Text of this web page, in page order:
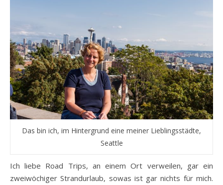
Das bin ich, im Hintergrund eine meiner Lieblingsstädte,
Seattle
Ich liebe Road Trips, an einem Ort verweilen, gar ein
zweiwöchiger Strandurlaub, sowas ist gar nichts für mich.